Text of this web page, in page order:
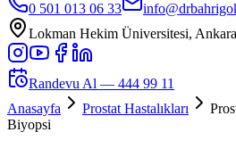
0 501 013 06 33
Lokman Hekim Üniversitesi,
Randevu Al — 444 99 11
Anasayfa
Prostat Hastalıkları
Biyopsi